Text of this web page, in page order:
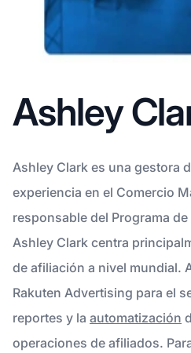
Ashley
Ashley Clark es una gestora
experiencia en el Comercio
responsable del Programa
Ashley Clark centra
de afiliación a nivel mundial.
Rakuten Advertising para el
reportes y la automatización
operaciones de afiliados.